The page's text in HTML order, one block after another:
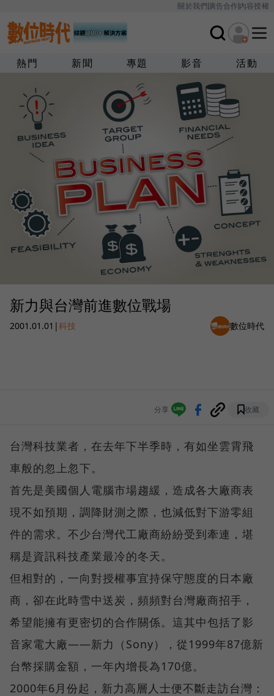
關於我們廣告合作內容授權
熱門 新聞 專題 影音 活動
新力與台灣前進數位戰場
2001.01.01 |科技 數位時代
分享 收藏
台灣科技業者，在去年下半季時，有如坐雲霄飛
車般的忽上忽下。
首先是美國個人電腦市場趨緩，造成各大廠商表
現不如預期，調降財測之際，也減低對下游零組
件的需求。不少台灣代工廠商紛紛受到牽連，堪
稱是資訊科技產業最冷的冬天。
但相對的，一向對授權事宜持保守態度的日本廠
商，卻在此時雪中送炭，頻頻對台灣廠商招手，
希望能擁有更密切的合作關係。這其中包括了影
音家電大廠——新力（Sony），從1999年87億新
台幣採購金額，一年內增長為170億。
2000年6月份起，新力高層人士便不斷走訪台灣：